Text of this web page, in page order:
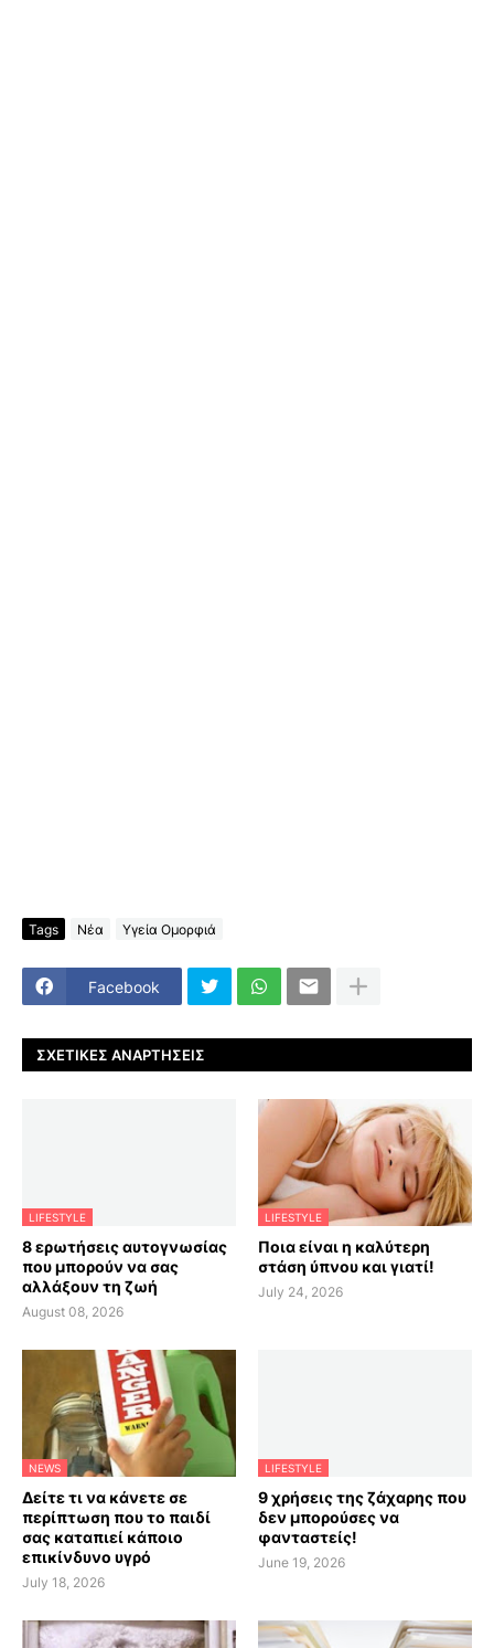
Tags Νέα Υγεία Ομορφιά
Facebook
ΣΧΕΤΙΚΈΣ ΑΝΑΡΤΉΣΕΙΣ
LIFESTYLE
8 ερωτήσεις αυτογνωσίας
που μπορούν να σας
αλλάξουν τη ζωή
August 08, 2026
LIFESTYLE
Ποια είναι η καλύτερη
στάση ύπνου και γιατί!
July 24, 2026
NEWS
Δείτε τι να κάνετε σε
περίπτωση που το παιδί
σας καταπιεί κάποιο
επικίνδυνο υγρό
July 18, 2026
LIFESTYLE
9 χρήσεις της ζάχαρης που
δεν μπορούσες να
φανταστείς!
June 19, 2026